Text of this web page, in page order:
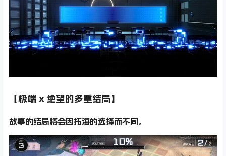
【极端 x 绝望的多重结局】
故事的结局将会因拓海的选择而不同。